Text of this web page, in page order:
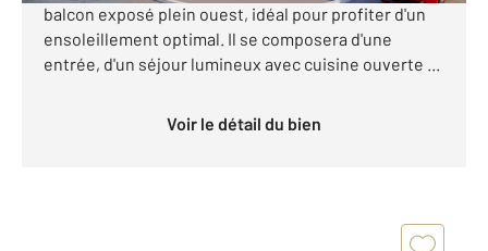
balcon exposé plein ouest, idéal pour profiter d'un
ensoleillement optimal. Il se composera d'une
entrée, d'un séjour lumineux avec cuisine ouverte ...
Voir le détail du bien